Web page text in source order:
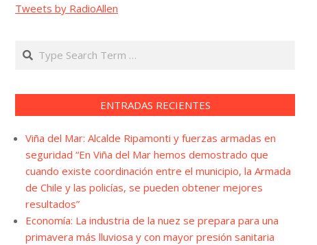
Tweets by RadioAllen
Search
ENTRADAS RECIENTES
Viña del Mar: Alcalde Ripamonti y fuerzas armadas en
seguridad “En Viña del Mar hemos demostrado que
cuando existe coordinación entre el municipio, la Armada
de Chile y las policías, se pueden obtener mejores
resultados”
Economía: La industria de la nuez se prepara para una
primavera más lluviosa y con mayor presión sanitaria